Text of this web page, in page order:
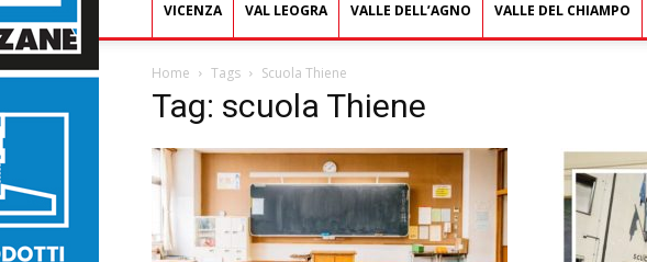
VICENZA VAL LEOGRA VALLE DELL’AGNO VALLE DEL CHIAMPO
Home Tags Scuola Thiene
Tag: scuola Thiene